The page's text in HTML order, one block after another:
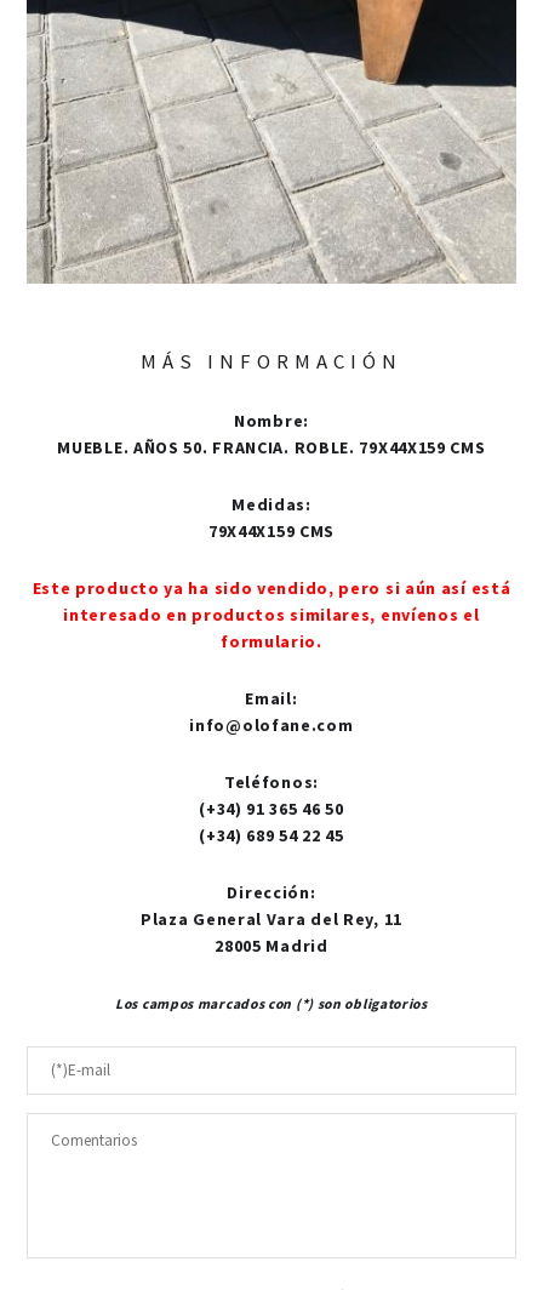
MÁS INFORMACIÓN
Nombre:
MUEBLE. AÑOS 50. FRANCIA. ROBLE. 79X44X159 CMS
Medidas:
79X44X159 CMS
Este producto ya ha sido vendido, pero si aún así está
interesado en productos similares, envíenos el
formulario.
Email:
info@olofane.com
Teléfonos:
(+34) 91 365 46 50
(+34) 689 54 22 45
Dirección:
Plaza General Vara del Rey, 11
28005 Madrid
Los campos marcados con (*) son obligatorios